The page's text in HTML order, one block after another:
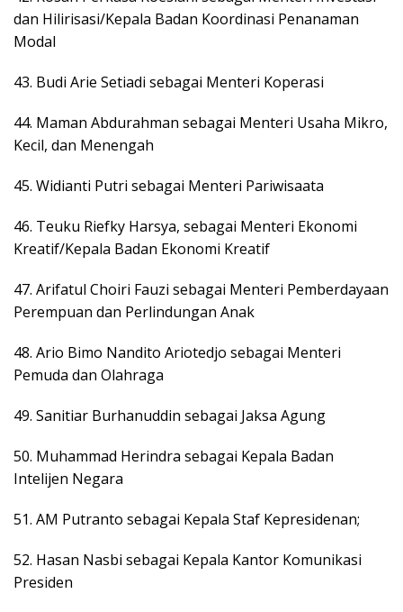
dan Hilirisasi/Kepala Badan Koordinasi Penanaman
Modal
43. Budi Arie Setiadi sebagai Menteri Koperasi
44. Maman Abdurahman sebagai Menteri Usaha Mikro,
Kecil, dan Menengah
45. Widianti Putri sebagai Menteri Pariwisaata
46. Teuku Riefky Harsya, sebagai Menteri Ekonomi
Kreatif/Kepala Badan Ekonomi Kreatif
47. Arifatul Choiri Fauzi sebagai Menteri Pemberdayaan
Perempuan dan Perlindungan Anak
48. Ario Bimo Nandito Ariotedjo sebagai Menteri
Pemuda dan Olahraga
49. Sanitiar Burhanuddin sebagai Jaksa Agung
50. Muhammad Herindra sebagai Kepala Badan
Intelijen Negara
51. AM Putranto sebagai Kepala Staf Kepresidenan;
52. Hasan Nasbi sebagai Kepala Kantor Komunikasi
Presiden